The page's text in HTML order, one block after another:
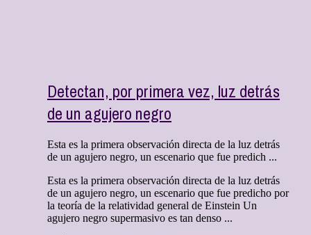
Detectan, por primera vez, luz detrás
de un agujero negro
Esta es la primera observación directa de la luz detrás
de un agujero negro, un escenario que fue predich ...
Esta es la primera observación directa de la luz detrás
de un agujero negro, un escenario que fue predicho por
la teoría de la relatividad general de Einstein Un
agujero negro supermasivo es tan denso ...